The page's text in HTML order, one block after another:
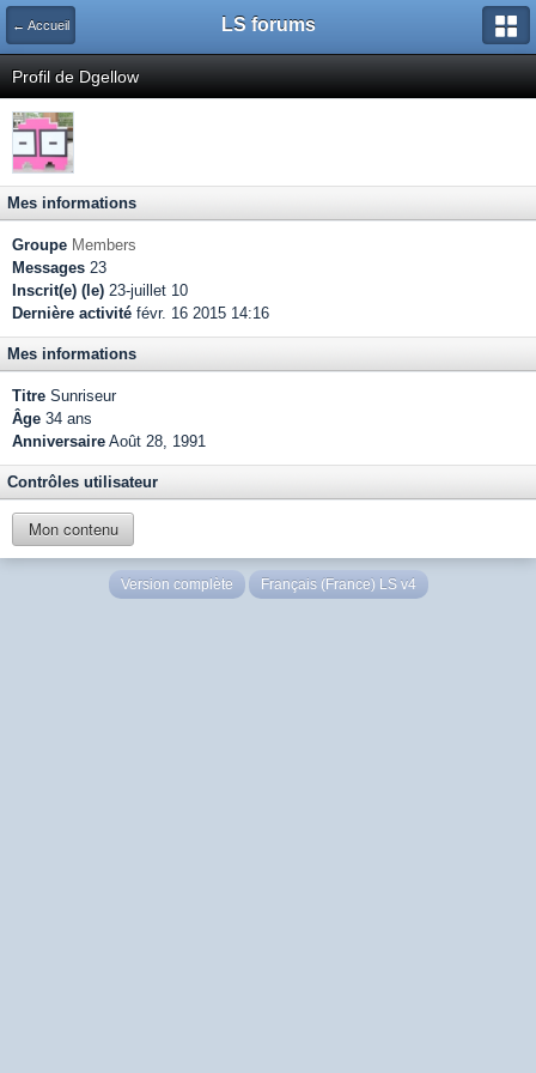
← Accueil LS forums
Profil de Dgellow
Mes informations
Groupe Members
Messages 23
Inscrit(e) (le) 23-juillet 10
Dernière activité févr. 16 2015 14:16
Mes informations
Titre Sunriseur
Âge 34 ans
Anniversaire Août 28, 1991
Contrôles utilisateur
Mon contenu
Version complète Français (France) LS v4